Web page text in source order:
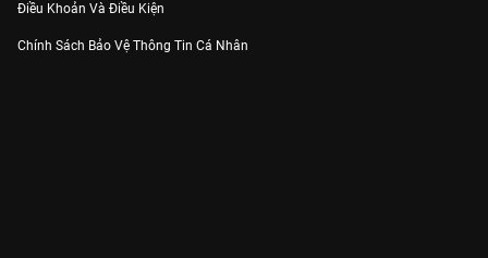
Điều Khoản Và Điều Kiện
Chính Sách Bảo Vệ Thông Tin Cá Nhân